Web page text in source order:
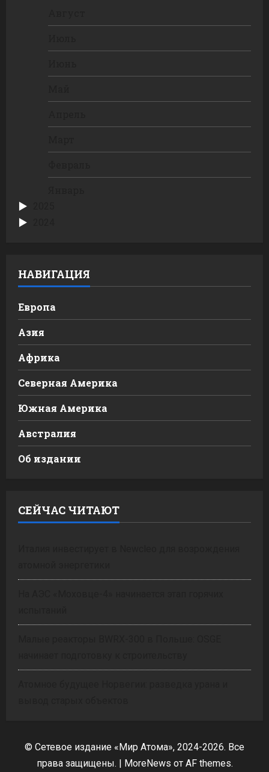
НАВИГАЦИЯ
Европа
Азия
Африка
Северная Америка
Южная Америка
Австралия
Об издании
СЕЙЧАС ЧИТАЮТ
© Сетевое издание «Мир Атома», 2024-2026. Все
права защищены. | MoreNews от AF themes.